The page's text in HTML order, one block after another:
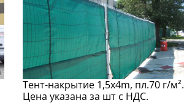
Тент-накрытие 1,5x4m, пл.70 г/м².
Цена указана за шт с НДС.